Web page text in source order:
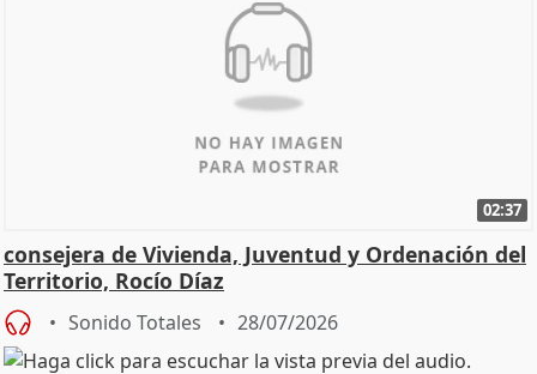
02:37
consejera de Vivienda, Juventud y Ordenación del
Territorio, Rocío Díaz
Sonido Totales 28/07/2026